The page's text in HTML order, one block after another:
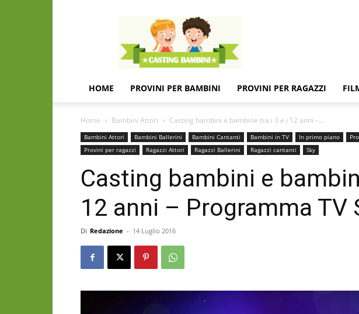
Casting
e
provini
per
bambini
e
HOME PROVINI PER BAMBINI PROVINI PER RAGAZZI
Home Bambini Attori Casting bambini e bambine tra i 3 e i 12 anni –...
Bambini Attori Bambini Ballerini Bambini Cantanti Bambini in TV In primo piano
Provini per ragazzi
Ragazzi Attori Ragazzi Ballerini Ragazzi cantanti Sky
Casting bambini e
12 anni – Programma TV
Di Redazione - 14 Luglio 2016